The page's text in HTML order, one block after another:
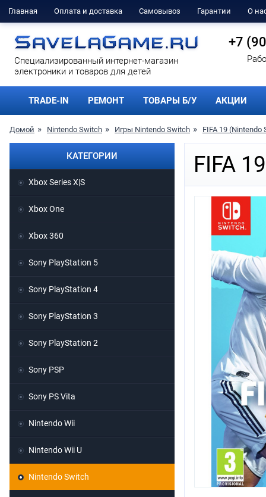
Главная Оплата и доставка Самовывоз Гарантии О
Cпециализированный интернет-магазин
электроники и товаров для детей
+7
TRADE-IN РЕМОНТ ТОВАРЫ Б/У АКЦИИ
Домой Nintendo Switch Игры Nintendo Switch FIFA 19 (Nintendo
FIFA
КАТЕГОРИИ
Xbox Series X|S
Xbox One
Xbox 360
Sony PlayStation 5
Sony PlayStation 4
Sony PlayStation 3
Sony PlayStation 2
Sony PSP
Sony PS Vita
Nintendo Wii
Nintendo Wii U
Nintendo Switch